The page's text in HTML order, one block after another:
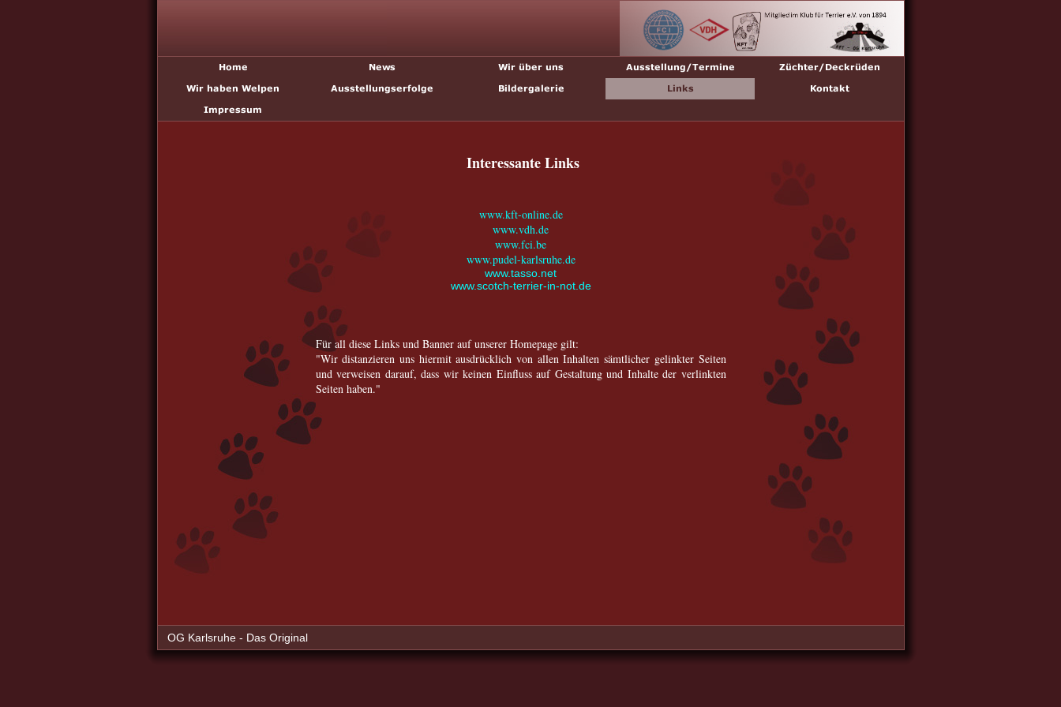
Interessante Links
www.kft-online.de
www.vdh.de
www.fci.be
www.pudel-karlsruhe.de
www.tasso.net
www.scotch-terrier-in-not.de
Für all diese Links und Banner auf unserer Homepage gilt:
"Wir distanzieren uns hiermit ausdrücklich von allen Inhalten sämtlicher gelinkter Seiten
und verweisen darauf, dass wir keinen Einfluss auf Gestaltung und Inhalte der verlinkten
Seiten haben."
OG Karlsruhe - Das Original